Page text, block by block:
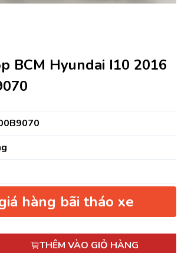
BCM Hyundai I10 2016
hàng bãi tháo xe
THÊM VÀO GIỎ HÀNG